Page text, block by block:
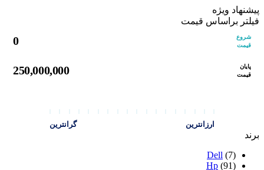
پیشنهاد ویژه
فیلتر براساس قیمت
شروع
قیمت
0
پایان
قیمت
250,000,000
ارزانترین گرانترین
برند
Dell (7)
Hp (91)